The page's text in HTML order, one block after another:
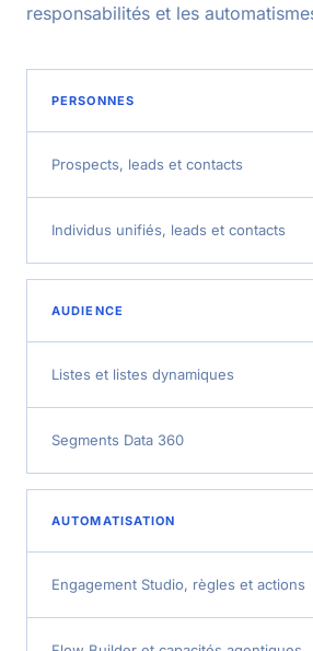
responsabilités et les
PERSONNES
Prospects, leads et contacts
Individus unifiés, leads et contacts
AUDIENCE
Listes et listes dynamiques
Segments Data 360
AUTOMATISATION
Engagement Studio, règles et actions